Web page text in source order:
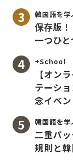
韓国語を学
保存版
一つひ
+School
【オン
テーシ
念イベ
韓国語を学
二重パ
規則と